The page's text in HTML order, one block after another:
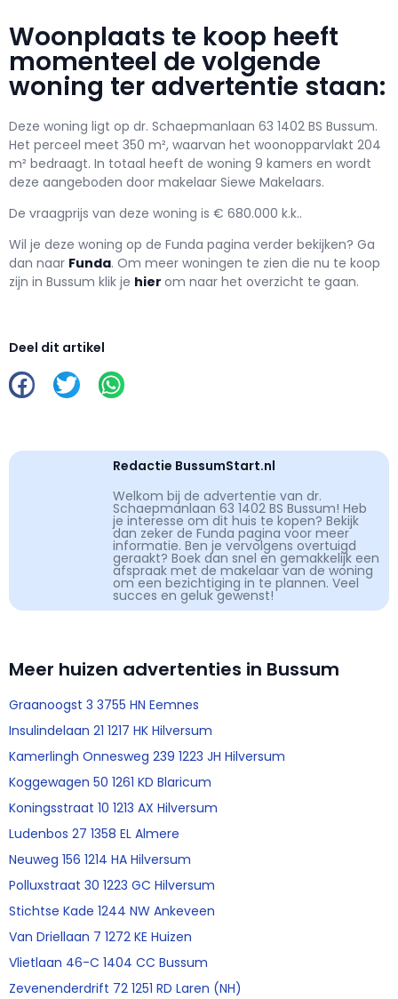
Woonplaats te koop heeft
momenteel de volgende
woning ter advertentie staan:
Deze woning ligt op dr. Schaepmanlaan 63 1402 BS Bussum.
Het perceel meet 350 m², waarvan het woonopparvlakt 204
m² bedraagt. In totaal heeft de woning 9 kamers en wordt
deze aangeboden door makelaar Siewe Makelaars.
De vraagprijs van deze woning is € 680.000 k.k..
Wil je deze woning op de Funda pagina verder bekijken? Ga
dan naar Funda. Om meer woningen te zien die nu te koop
zijn in Bussum klik je hier om naar het overzicht te gaan.
Deel dit artikel
Redactie BussumStart.nl
Welkom bij de advertentie van dr.
Schaepmanlaan 63 1402 BS Bussum! Heb
je interesse om dit huis te kopen? Bekijk
dan zeker de Funda pagina voor meer
informatie. Ben je vervolgens overtuigd
geraakt? Boek dan snel en gemakkelijk een
afspraak met de makelaar van de woning
om een bezichtiging in te plannen. Veel
succes en geluk gewenst!
Meer huizen advertenties in Bussum
Graanoogst 3 3755 HN Eemnes
Insulindelaan 21 1217 HK Hilversum
Kamerlingh Onnesweg 239 1223 JH Hilversum
Koggewagen 50 1261 KD Blaricum
Koningsstraat 10 1213 AX Hilversum
Ludenbos 27 1358 EL Almere
Neuweg 156 1214 HA Hilversum
Polluxstraat 30 1223 GC Hilversum
Stichtse Kade 1244 NW Ankeveen
Van Driellaan 7 1272 KE Huizen
Vlietlaan 46-C 1404 CC Bussum
Zevenenderdrift 72 1251 RD Laren (NH)